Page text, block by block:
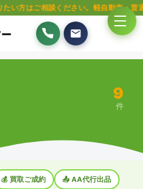
ださい。軽自動車・普通車・トラック
9
件
💰 買取ご成約 📤 AA代行出品